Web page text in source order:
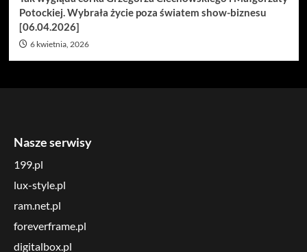
Potockiej. Wybrała życie poza światem show-biznesu
[06.04.2026]
6 kwietnia, 2026
Nasze serwisy
199.pl
lux-style.pl
ram.net.pl
foreverframe.pl
digitalbox.pl